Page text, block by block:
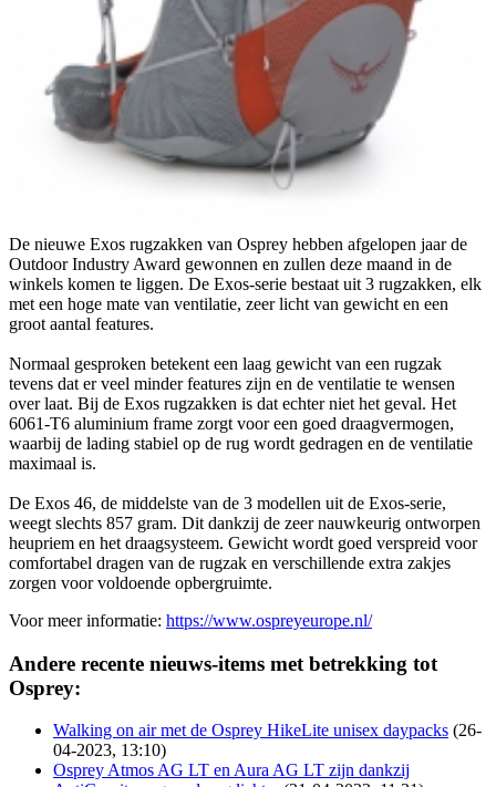
De nieuwe Exos rugzakken van Osprey hebben afgelopen jaar de
Outdoor Industry Award gewonnen en zullen deze maand in de
winkels komen te liggen. De Exos-serie bestaat uit 3 rugzakken, elk
met een hoge mate van ventilatie, zeer licht van gewicht en een
groot aantal features.
Normaal gesproken betekent een laag gewicht van een rugzak
tevens dat er veel minder features zijn en de ventilatie te wensen
over laat. Bij de Exos rugzakken is dat echter niet het geval. Het
6061-T6 aluminium frame zorgt voor een goed draagvermogen,
waarbij de lading stabiel op de rug wordt gedragen en de ventilatie
maximaal is.
De Exos 46, de middelste van de 3 modellen uit de Exos-serie,
weegt slechts 857 gram. Dit dankzij de zeer nauwkeurig ontworpen
heupriem en het draagsysteem. Gewicht wordt goed verspreid voor
comfortabel dragen van de rugzak en verschillende extra zakjes
zorgen voor voldoende opbergruimte.
Voor meer informatie: https://www.ospreyeurope.nl/
Andere recente nieuws-items met betrekking tot
Osprey:
Walking on air met de Osprey HikeLite unisex daypacks (26-
04-2023, 13:10)
Osprey Atmos AG LT en Aura AG LT zijn dankzij